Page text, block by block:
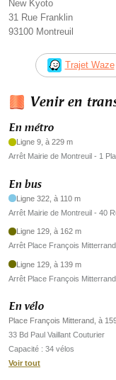
New Kyoto
31 Rue Franklin
93100 Montreuil
Trajet Waze
Venir en
En métro
Ligne 9, à 229 m
Arrêt Mairie de Montreuil - 1
En bus
Ligne 322, à 110 m
Arrêt Mairie de Montreuil - 40
Ligne 129, à 162 m
Arrêt Place François
Ligne 129, à 139 m
Arrêt Place François
En vélo
Place François Mitterand, à
33 Bd Paul Vaillant Couturier
Capacité : 34 vélos
Voir tout